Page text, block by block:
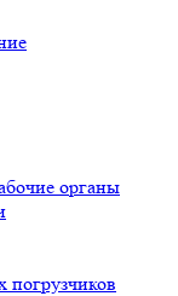
органы